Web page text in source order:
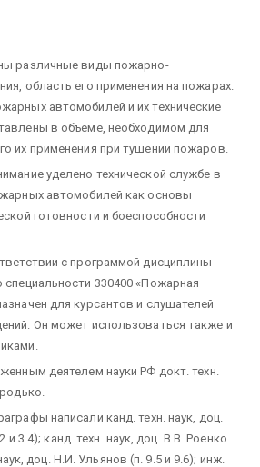
различные виды пожарно-
область его применения на пожарах.
автомобилей и их технические
в объеме, необходимом для
их применения при тушении пожаров.
уделено технической службе в
автомобилей как основы
готовности и боеспособности
с программой дисциплины
специальности 330400 «Пожарная
для курсантов и слушателей
Он может использоваться также и
деятелем науки РФ докт. техн.
написали канд. техн. наук, доц.
3.4); канд. техн. наук, доц. В.В. Роенко
доц. Н.И. Ульянов (п. 9.5 и 9.6); инж.